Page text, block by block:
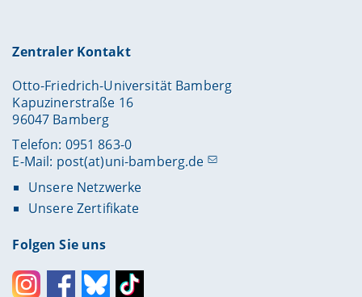
Zentraler Kontakt
Otto-Friedrich-Universität Bamberg
Kapuzinerstraße 16
96047 Bamberg
Telefon: 0951 863-0
E-Mail: post(at)uni-bamberg.de
Unsere Netzwerke
Unsere Zertifikate
Folgen Sie uns